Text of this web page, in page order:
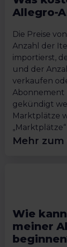
Allegro-
Die Preise
Anzahl der
importierst,
und der
verkaufen
Abonnement
gekündigt
Marktplätze
Mehr
Wie
meiner